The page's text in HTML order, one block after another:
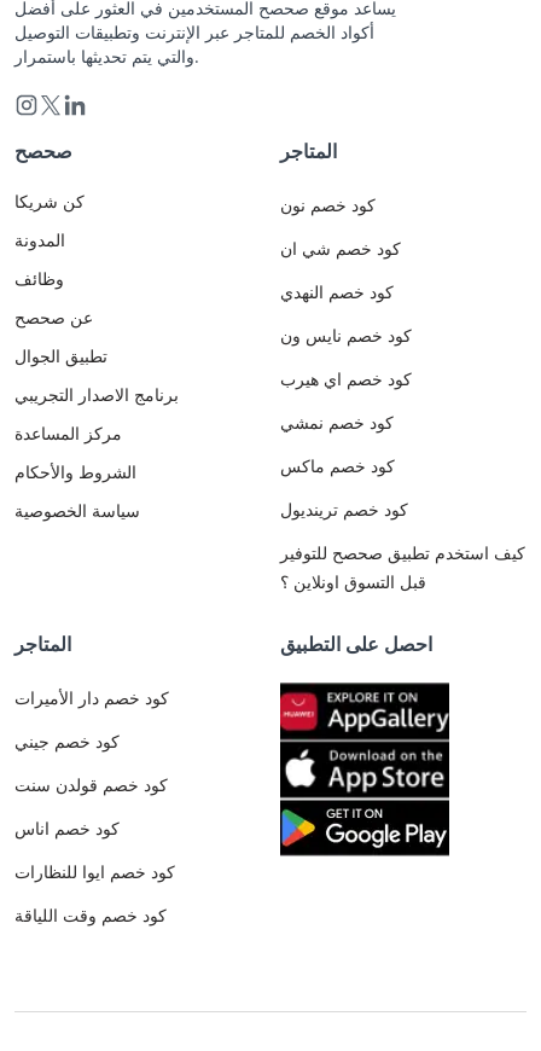
يساعد موقع صحصح المستخدمين في العثور على أفضل
أكواد الخصم للمتاجر عبر الإنترنت وتطبيقات التوصيل
والتي يتم تحديثها باستمرار.
صحصح
كن شريكا
المدونة
وظائف
عن صحصح
تطبيق الجوال
برنامج الاصدار التجريبي
مركز المساعدة
الشروط والأحكام
سياسة الخصوصية
المتاجر
كود خصم نون
كود خصم شي ان
كود خصم النهدي
كود خصم نايس ون
كود خصم اي هيرب
كود خصم نمشي
كود خصم ماكس
كود خصم ترينديول
كيف استخدم تطبيق صحصح للتوفير
قبل التسوق اونلاين ؟
المتاجر
كود خصم دار الأميرات
كود خصم جيني
كود خصم قولدن سنت
كود خصم اناس
كود خصم ايوا للنظارات
كود خصم وقت اللياقة
احصل على التطبيق